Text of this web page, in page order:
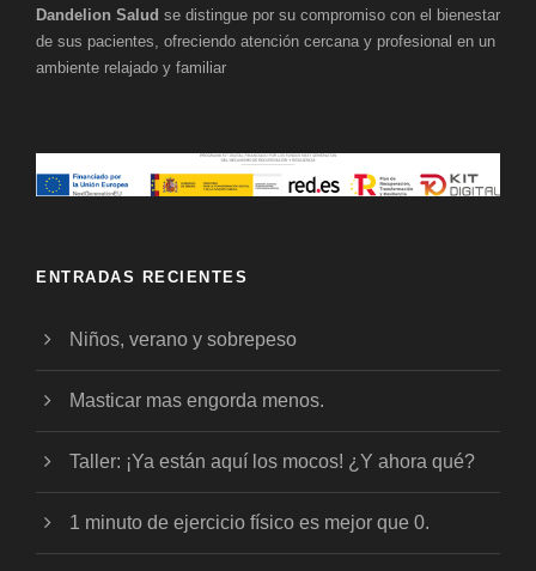
Dandelion Salud se distingue por su compromiso con el bienestar
de sus pacientes, ofreciendo atención cercana y profesional en un
ambiente relajado y familiar
ENTRADAS RECIENTES
Niños, verano y sobrepeso
Masticar mas engorda menos.
Taller: ¡Ya están aquí los mocos! ¿Y ahora qué?
1 minuto de ejercicio físico es mejor que 0.